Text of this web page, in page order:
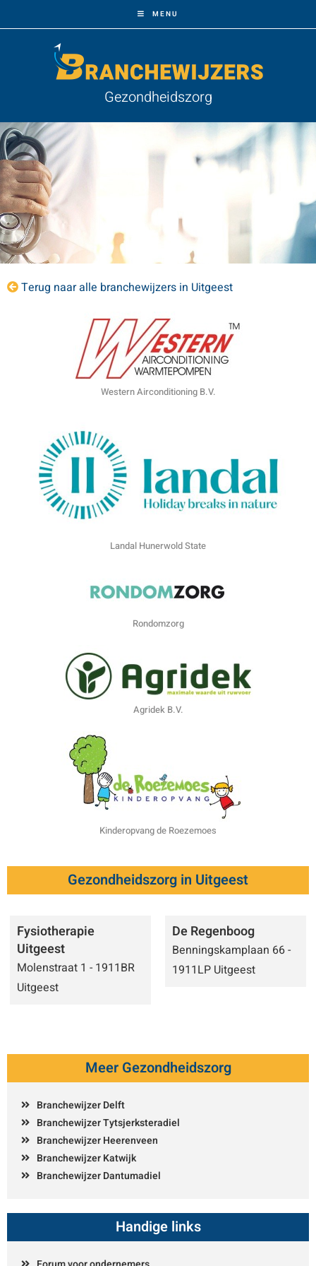
MENU
Gezondheidszorg
Terug naar alle branchewijzers in Uitgeest
Western Airconditioning B.V.
Landal Hunerwold State
Rondomzorg
Agridek B.V.
Kinderopvang de Roezemoes
Gezondheidszorg in Uitgeest
Fysiotherapie
Uitgeest
Molenstraat 1 - 1911BR
Uitgeest
De Regenboog
Benningskamplaan 66 -
1911LP Uitgeest
Meer Gezondheidszorg
Branchewijzer Delft
Branchewijzer Tytsjerksteradiel
Branchewijzer Heerenveen
Branchewijzer Katwijk
Branchewijzer Dantumadiel
Handige links